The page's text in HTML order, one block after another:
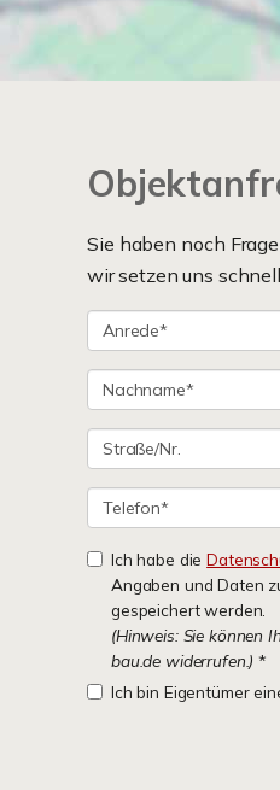
Sie haben noch
wir setzen uns
Ich habe die
Angaben und Daten
gespeichert werden.
(Hinweis: Sie können
bau.de widerrufen.) *
Ich bin Eigentümer